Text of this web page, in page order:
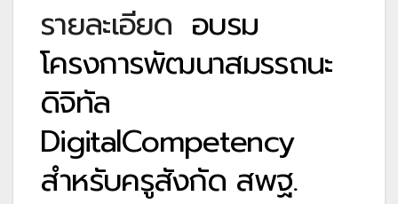
รายละเอียด อบรม
โครงการพัฒนาสมรรถนะ
ดิจิทัล
DigitalCompetency
สำหรับครูสังกัด สพฐ.